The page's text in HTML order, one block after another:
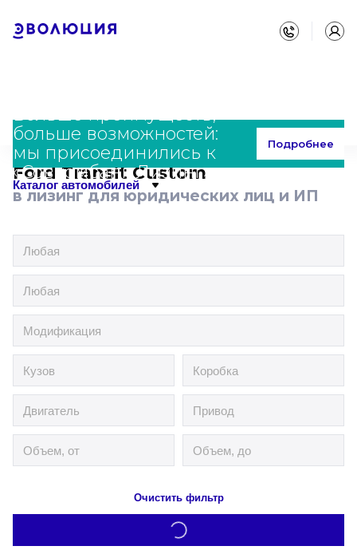
Больше преимуществ,
больше возможностей:
мы присоединились к
«Совкомбанк Лизинг»
Подробнее
Каталог автомобилей
Главная Каталог Ford Transit Custom
Ford Transit Custom
в лизинг для юридических лиц и ИП
Очистить фильтр